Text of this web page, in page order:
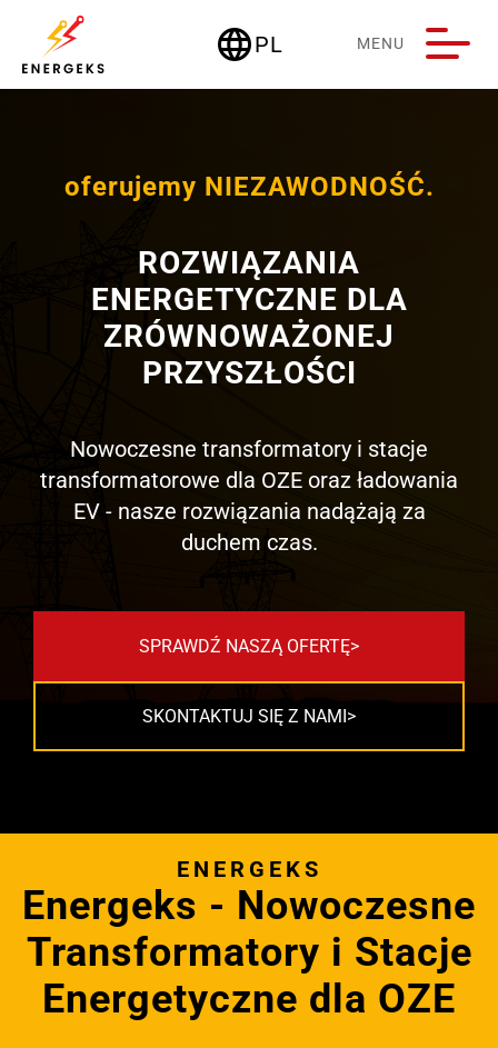
languagePL
Deutschland MENU
ROZWIĄZANIA
ENERGETYCZNE DLA
ZRÓWNOWAŻONEJ
PRZYSZŁOŚCI
oferujemy NIEZAWODNOŚĆ.
Nowoczesne transformatory i stacje
transformatorowe dla OZE oraz ładowania
EV - nasze rozwiązania nadążają za
duchem czas.
SPRAWDŹ NASZĄ OFERTĘ
SKONTAKTUJ SIĘ Z NAMI
ENERGEKS
Energeks - Nowoczesne
Transformatory i Stacje
Energetyczne dla OZE